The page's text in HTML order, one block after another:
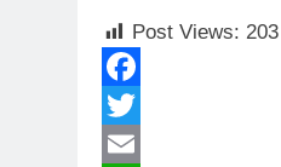
Post Views: 203
Facebook
Twitter